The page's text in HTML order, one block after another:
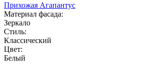
Прихожая Агапантус
Материал фасада:
Зеркало
Стиль:
Классический
Цвет:
Белый